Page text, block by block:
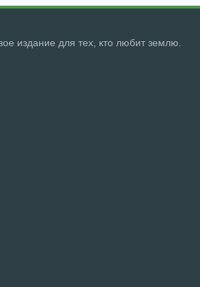
издание для тех, кто любит землю.